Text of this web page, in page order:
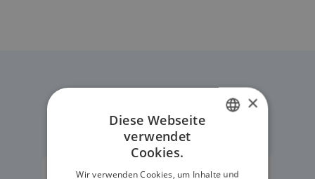
Andere Produkte ×
Diese Webseite
verwendet
Cookies.
Wir verwenden Cookies, um Inhalte und